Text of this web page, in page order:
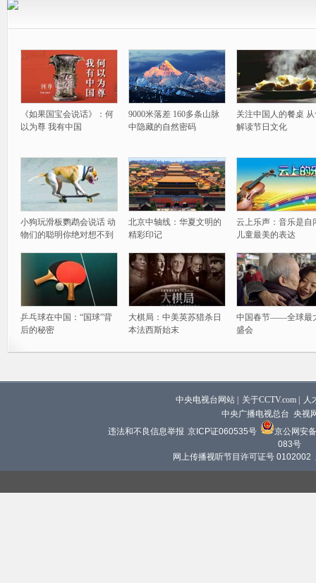
《如果国宝会说话》：何
以为尊 我有中国
9000米落差 160多条山脉
中隐藏的自然密码
关注中国人的餐桌
解读节日文化
小狗玩滑板鹦鹉会说话 动
物们的聪明你绝对想不到
北京中轴线：华夏文明的
精彩印记
云上乐声：音乐是自
儿童最美的表达
乒乓球在中国：“国球”背
后的秘密
大棋局：中美英苏猎杀日
本法西斯始末
中国春节——全球最
盛会
中央电视台网站 关于CCTV.com
人
中央广播电视总台 央视
违法和不良信息举报 京ICP证060535号
京公网安
083号
网上传播视听节目许可证号